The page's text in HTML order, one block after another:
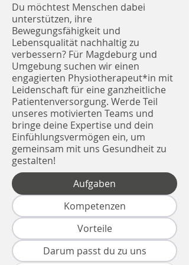
Du möchtest Menschen dabei
unterstützen, ihre
Bewegungsfähigkeit und
Lebensqualität nachhaltig zu
verbessern? Für Magdeburg und
Umgebung suchen wir einen
engagierten Physiotherapeut*in mit
Leidenschaft für eine ganzheitliche
Patientenversorgung. Werde Teil
unseres motivierten Teams und
bringe deine Expertise und dein
Einfühlungsvermögen ein, um
gemeinsam mit uns Gesundheit zu
gestalten!
Aufgaben
Kompetenzen
Vorteile
Darum passt du zu uns